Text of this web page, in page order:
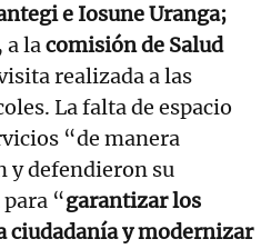
e Iosune Uranga;
a lacomisión de Salud
realizada a las
La falta de espacio
“de manera
y defendieron su
“garantizar los
ciudadanía y modernizar